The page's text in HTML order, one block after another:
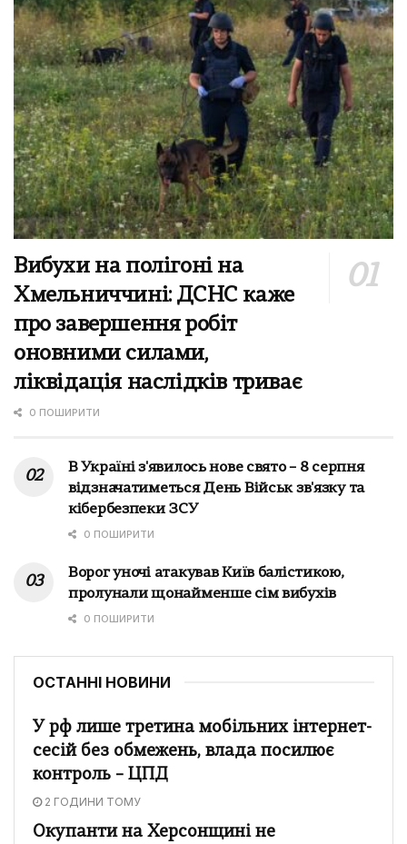
Вибухи на полігоні на
Хмельниччині: ДСНС каже
про завершення робіт
оновними силами,
ліквідація наслідків триває
0 ПОШИРИТИ
В Україні з'явилось нове свято – 8 серпня
відзначатиметься День Військ зв'язку та
кібербезпеки ЗСУ
0 ПОШИРИТИ
Ворог уночі атакував Київ балістикою,
пролунали щонайменше сім вибухів
0 ПОШИРИТИ
ОСТАННІ НОВИНИ
У рф лише третина мобільних інтернет-
сесій без обмежень, влада посилює
контроль – ЦПД
2 ГОДИНИ ТОМУ
Окупанти на Херсонщині не